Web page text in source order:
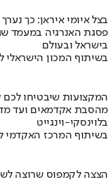
בצל איומי איראן: כך
פסגת האנרגיה במעמד
בישראל ובעולם
בשיתוף המכון הישראלי
המקצועות שיבטיחו
מהסבת אקדמאים ועד
בלוינסקי-וינגייט
בשיתוף המרכז האקדמי
הצצה לקמפוס שרוצה